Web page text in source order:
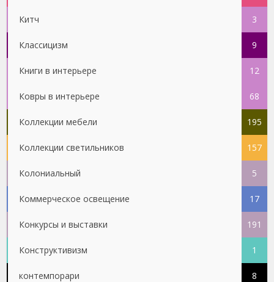
Китч 3
Классицизм 9
Книги в интерьере 12
Ковры в интерьере 68
Коллекции мебели 195
Коллекции светильников 157
Колониальный 5
Коммерческое освещение 17
Конкурсы и выставки 191
Конструктивизм 1
контемпорари 8